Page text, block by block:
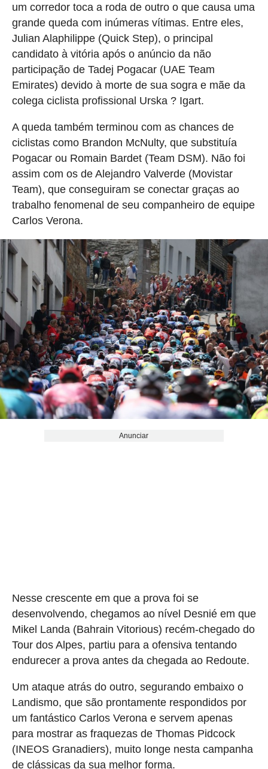
um corredor toca a roda de outro o que causa uma
grande queda com inúmeras vítimas. Entre eles,
Julian Alaphilippe (Quick Step), o principal
candidato à vitória após o anúncio da não
participação de Tadej Pogacar (UAE Team
Emirates) devido à morte de sua sogra e mãe da
colega ciclista profissional Urska ? Igart.
A queda também terminou com as chances de
ciclistas como Brandon McNulty, que substituía
Pogacar ou Romain Bardet (Team DSM). Não foi
assim com os de Alejandro Valverde (Movistar
Team), que conseguiram se conectar graças ao
trabalho fenomenal de seu companheiro de equipe
Carlos Verona.
Anunciar
Nesse crescente em que a prova foi se
desenvolvendo, chegamos ao nível Desnié em que
Mikel Landa (Bahrain Vitorious) recém-chegado do
Tour dos Alpes, partiu para a ofensiva tentando
endurecer a prova antes da chegada ao Redoute.
Um ataque atrás do outro, segurando embaixo o
Landismo, que são prontamente respondidos por
um fantástico Carlos Verona e servem apenas
para mostrar as fraquezas de Thomas Pidcock
(INEOS Granadiers), muito longe nesta campanha
de clássicas da sua melhor forma.